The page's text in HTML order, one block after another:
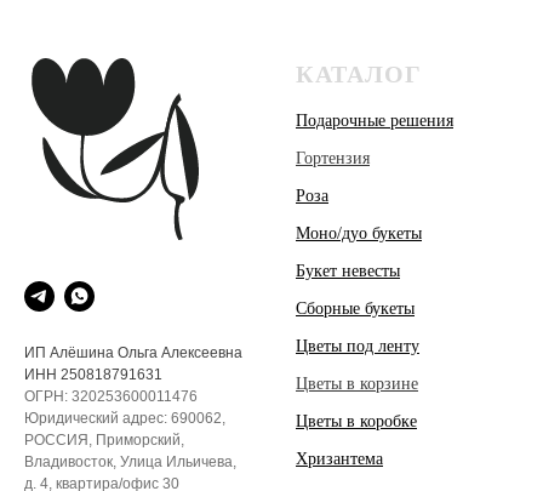
ИП Алёшина Ольга Алексеевна
ИНН 250818791631
ОГРН: 320253600011476
Юридический адрес: 690062,
РОССИЯ, Приморский,
Владивосток, Улица Ильичева,
д. 4, квартира/офис 30
КАТАЛОГ
Подарочные решения
Гортензия
Роза
Моно/дуо букеты
Букет невесты
Сборные букеты
Цветы под ленту
Цветы в корзине
Цветы в коробке
Хризантема